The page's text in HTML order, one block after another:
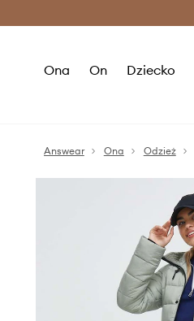
Ona On Dziecko
Answear Ona Odzież